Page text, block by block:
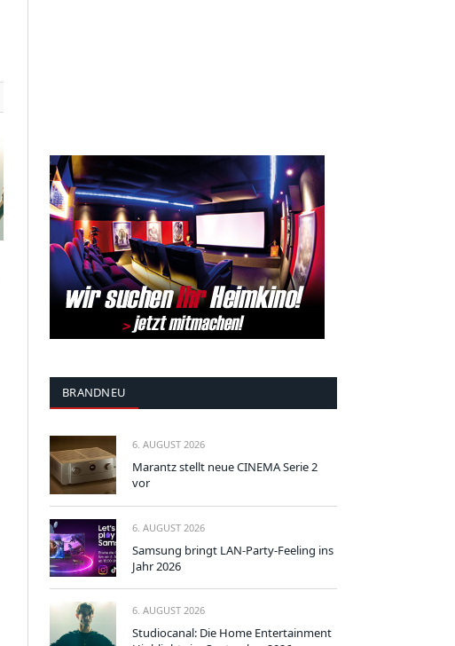
BRANDNEU
6. AUGUST 2026
Marantz stellt neue CINEMA Serie 2
vor
6. AUGUST 2026
Samsung bringt LAN-Party-Feeling ins
Jahr 2026
6. AUGUST 2026
Studiocanal: Die Home Entertainment